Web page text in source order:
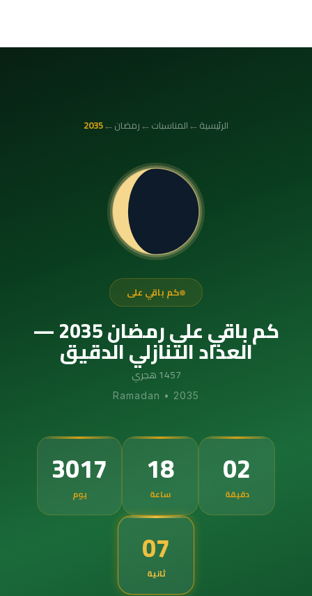
الرئيسية←المناسبات←رمضان←
2035
كم باقي على
كم باقي على رمضان 2035 —
العداد التنازلي الدقيق
1457 هجري
Ramadan • 2035
3017
يوم
18
ساعة
02
دقيقة
06
ثانية